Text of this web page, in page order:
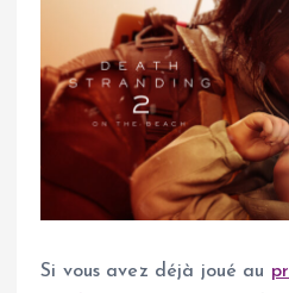
Si vous avez déjà joué au